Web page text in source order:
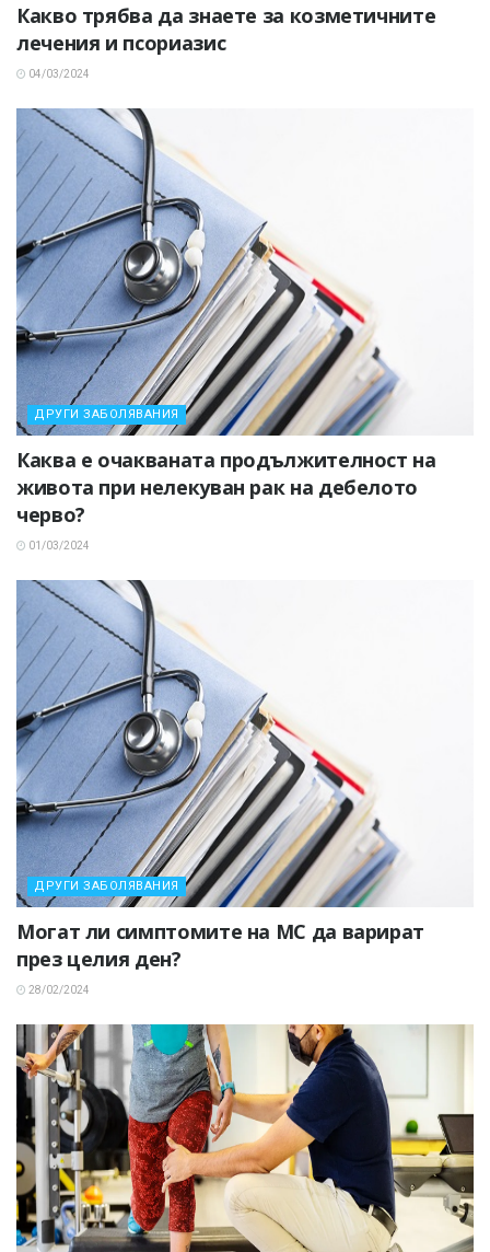
Какво трябва да знаете за козметичните
лечения и псориазис
04/03/2024
ДРУГИ ЗАБОЛЯВАНИЯ
Каква е очакваната продължителност на
живота при нелекуван рак на дебелото
черво?
01/03/2024
ДРУГИ ЗАБОЛЯВАНИЯ
Могат ли симптомите на МС да варират
през целия ден?
28/02/2024